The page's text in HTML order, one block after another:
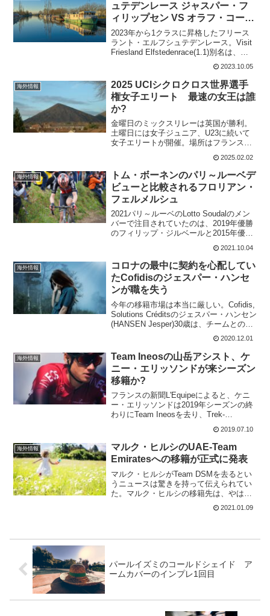
ュテデンレース ジャスパー・フ
ィリップセン VS オラフ・コーイ
の結果は?
2023年から1クラスに昇格したフリース
ラント・エルフシュテデンレース。Visit
Friesland Elfstedenrace(1.1)別名は、
BetCity Elfstedenrace(ベットシティ・イ
レブン・シティーズ・レース)。名...
2023.10.05
海外情報
2025 UCIシクロクロス世界選手
権女子エリート 最速の女王は誰
か?
金曜日のミックスリレーは英国が勝利。
土曜日には女子ジュニア、U23に続いて
女子エリートが開催。場所はフランスの
リエヴァン。8回世界王者となっているマ
リアンヌ・フォスはホーヘルハイドの落
車のために不出場。連覇しているフェ
ム・ファンエンペルはつ...
2025.02.02
海外情報
トム・ボーネンのパリ～ルーベデ
ビューと比較されるフロリアン・
フェルメルシュ
2021パリ～ルーベのLotto Soudalのメン
バーで注目されていたのは、2019年優勝
のフィリップ・ジルベールと2015年優勝
のジョン・デゲンコルプ。だが、表彰台
にたどりついたのは、プロ1年半のフロリ
アン・フェルメルシュだった。しかも...
2021.10.04
海外情報
コロナの最中に契約を心配してい
たCofidisのジェスパー・ハンセ
ンが職を失う
今年の移籍市場は本当に厳しい。Cofidis,
Solutions Créditsのジェスパー・ハンセン
(HANSEN Jesper)30歳は、チームとの契
約更新が得られなかった。実は、ジェス
パー・ハンセンはコロナが始まった時
に、来シーズン...
2020.12.01
海外情報
Team Ineosの山岳アシスト、ケ
ニー・エリッソンドが来シーズン
移籍か?
フランスの新聞L'Equipeによると、ケニ
ー・エリッソンドは2019年シーズンの終
わりにTeam Ineosを去り、Trek-
Segafredoに移籍する予定だと報道。27歳
のフランス人は、2017年にFDJからTeam
Skyに移籍。現...
2019.07.10
海外情報
マルク・ヒルシのUAE-Team
Emiratesへの移籍が正式に発表
マルク・ヒルシがTeam DSMを去るとい
うニュースは驚きを持って伝えられてい
た。マルク・ヒルシの移籍先は、やはり
UAE-Team Emirates。Team DSMとの契
約破棄は、昨年には決まっていたよう
2021.01.09
パールイズミのコールドシェイド ア
ームカバーのインプレ1回目